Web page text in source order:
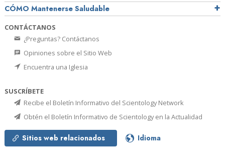
CÓMO Mantenerse Saludable
CONTÁCTANOS
¿Preguntas? Contáctanos
Opiniones sobre el Sitio Web
Encuentra una Iglesia
SUSCRÍBETE
Recibe el Boletín Informativo del Scientology Network
Obtén el Boletín Informativo de Scientology en la Actualidad
Sitios web relacionados Idioma